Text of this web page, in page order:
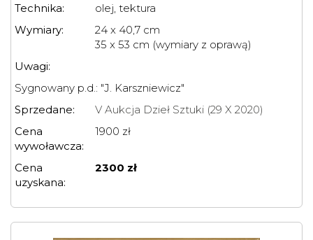
Technika:
olej, tektura
Wymiary:
24 x 40,7 cm
35 x 53 cm (wymiary z oprawą)
Uwagi:
Sygnowany p.d.: "J. Karszniewicz"
Sprzedane:
V Aukcja Dzieł Sztuki (29 X 2020)
Cena
wywoławcza:
1900 zł
Cena
uzyskana:
2300 zł